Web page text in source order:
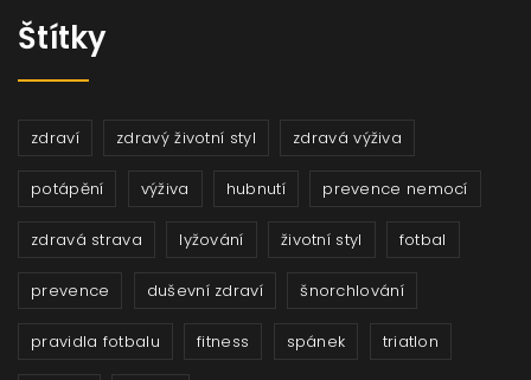
Štítky
zdraví zdravý životní styl zdravá výživa
potápění výživa hubnutí prevence nemocí
zdravá strava lyžování životní styl fotbal
prevence duševní zdraví šnorchlování
pravidla fotbalu fitness spánek triatlon